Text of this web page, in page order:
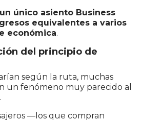
un único asiento Business
equivalentes a varios
económica.
del principio de
según la ruta, muchas
un fenómeno muy parecido al
—los que compran